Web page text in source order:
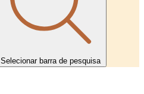
Selecionar barra de pesquisa